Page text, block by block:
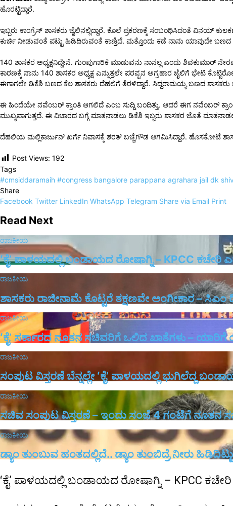
ಹೊರಟ್ಟಿದ್ದಾರೆ.
ಇಬ್ಬರು ಕಾಂಗ್ರೆಸ್‌ ಶಾಸಕರು ಜೈಲಿನಲ್ಲಿದ್ದಾರೆ. ಕೊಲೆ ಪ್ರಕರಣಕ್ಕೆ ಸಂಬಂಧಿಸಿದಂತೆ ವಿನಯ್‌
ಕುರ್ಚಿ ನೀಡುವಂತೆ ಪಟ್ಟು ಹಿಡಿದಿರುವಂತೆ ಕಾಣ್ತಿದೆ. ಮತ್ತೊಂದು ಕಡೆ ನಾನು ಯಾವುದೇ
140 ಶಾಸಕರ ಅಧ್ಯಕ್ಷನಿದ್ದೇನೆ. ಗುಂಪುಗಾರಿಕೆ ಮಾಡುವನು ನಾನಲ್ಲ ಎಂದು ಶಿವಕುಮಾರ್
ಕಾರಣಕ್ಕೆ ನಾನು 140 ಶಾಸಕರ ಅಧ್ಯಕ್ಷ ಎನ್ನುತ್ತಲೇ ಪರಪ್ಪನ ಅಗ್ರಹಾರ ಜೈಲಿಗೆ ಭೇಟಿ
ಈಗಾಗಲೇ ಡಿಕೆಶಿ ಬಣದ ಕೆಲ ಶಾಸಕರು ದೆಹಲಿಗೆ ತೆರಳಿದ್ದಾರೆ. ಸಿದ್ದರಾಮಯ್ಯ ಬಣದ ಶಾಸಕರು
ಈ ಹಿಂದೆಯೇ ನವೆಂಬರ್‌ ಕ್ರಾಂತಿ ಆಗಲಿದೆ ಎಂಬ ಸುದ್ದಿ ಬಂದಿತ್ತು. ಆದರೆ ಈಗ ನವೆಂಬರ್‌ ಕ್ರಾಂತಿ
ಮುಖ್ಯವಾಗುತ್ತದೆ. ಈ ವಿಚಾರದ ಬಗ್ಗೆ ಮಾತನಾಡಲು ಡಿಕೆಶಿ ಇಬ್ಬರು ಶಾಸಕರ ಜೊತೆ
ದೆಹಲಿಯ ಮಲ್ಲಿಕಾರ್ಜುನ್ ಖರ್ಗೆ ನಿವಾಸಕ್ಕೆ ಶರತ್ ಬಚ್ಚೆಗೌಡ ಆಗಮಿಸಿದ್ದಾರೆ. ಹೊಸಕೋಟೆ
Post Views: 192
Tags
#cmsiddaramaih #congress bangalore parappana agrahara jail dk
Share
Facebook Twitter LinkedIn WhatsApp Telegram Share via Email Print
Read Next
ರಾಜಕೀಯ
ʻಕೈʼ​ ಪಾಳಯದಲ್ಲಿ ಬಂಡಾಯದ ರೋಷಾಗ್ನಿ – KPCC ಕಚೇರಿ
ರಾಜಕೀಯ
ಶಾಸಕರು ರಾಜೀನಾಮೆ ಕೊಟ್ಟರೆ ತಕ್ಷಣವೇ ಅಂಗೀಕಾರ –
ರಾಜಕೀಯ
ʻಕೈʼ ಸರ್ಕಾರದ ನೂತನ ಸಚಿವರಿಗೆ ಒಲಿದ ಖಾತೆಗಳು – ಯಾರಿಗೆ
ರಾಜಕೀಯ
ಸಂಪುಟ ವಿಸ್ತರಣೆ ಬೆನ್ನಲ್ಲೇ ʻಕೈʼ ಪಾಳಯದಲ್ಲಿ ಭುಗಿಲೆದ್ದ
ರಾಜಕೀಯ
ಸಚಿವ ಸಂಪುಟ ವಿಸ್ತರಣೆ – ಇಂದು ಸಂಜೆ 4 ಗಂಟೆಗೆ ನೂತನ
ರಾಜಕೀಯ
ಡ್ಯಾಂ ತುಂಬುವ ಹಂತದಲ್ಲಿದೆ.. ಡ್ಯಾಂ ತುಂಬಿದ್ರೆ ನೀರು
ʻಕೈʼ​ ಪಾಳಯದಲ್ಲಿ ಬಂಡಾಯದ ರೋಷಾಗ್ನಿ – KPCC